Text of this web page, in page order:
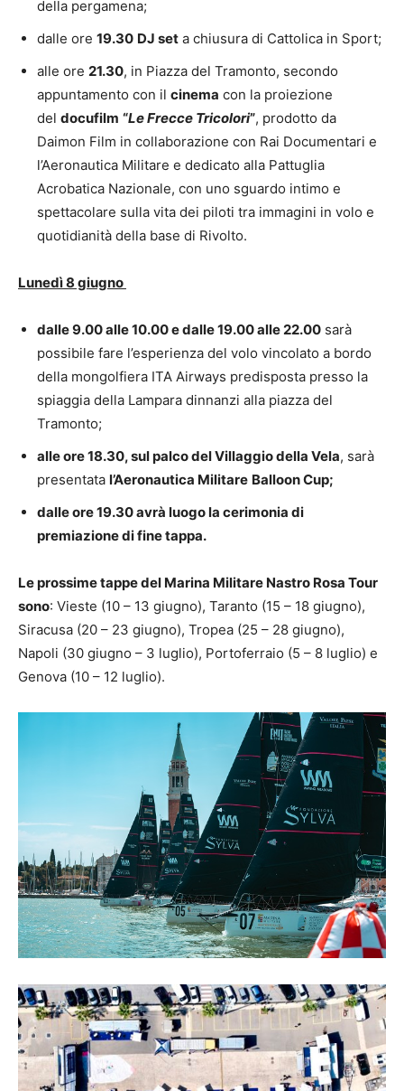
della pergamena;
dalle ore 19.30 DJ set a chiusura di Cattolica in Sport;
alle ore 21.30, in Piazza del Tramonto, secondo
appuntamento con il cinema con la proiezione
del docufilm “Le Frecce Tricolori”, prodotto da
Daimon Film in collaborazione con Rai Documentari e
l’Aeronautica Militare e dedicato alla Pattuglia
Acrobatica Nazionale, con uno sguardo intimo e
spettacolare sulla vita dei piloti tra immagini in volo e
quotidianità della base di Rivolto.
Lunedì 8 giugno
dalle 9.00 alle 10.00 e dalle 19.00 alle 22.00 sarà
possibile fare l’esperienza del volo vincolato a bordo
della mongolfiera ITA Airways predisposta presso la
spiaggia della Lampara dinnanzi alla piazza del
Tramonto;
alle ore 18.30, sul palco del Villaggio della Vela, sarà
presentata l’Aeronautica Militare Balloon Cup;
dalle ore 19.30 avrà luogo la cerimonia di
premiazione di fine tappa.
Le prossime tappe del Marina Militare Nastro Rosa Tour
sono: Vieste (10 – 13 giugno), Taranto (15 – 18 giugno),
Siracusa (20 – 23 giugno), Tropea (25 – 28 giugno),
Napoli (30 giugno – 3 luglio), Portoferraio (5 – 8 luglio) e
Genova (10 – 12 luglio).